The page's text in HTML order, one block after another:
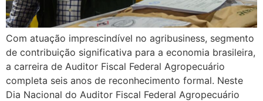
Com atuação imprescindível no agribusiness, segmento
de contribuição significativa para a economia brasileira,
a carreira de Auditor Fiscal Federal Agropecuário
completa seis anos de reconhecimento formal. Neste
Dia Nacional do Auditor Fiscal Federal Agropecuário